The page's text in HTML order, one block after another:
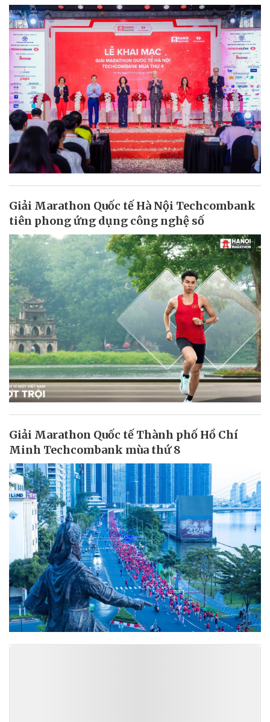
Giải Marathon Quốc tế Hà Nội Techcombank
tiên phong ứng dụng công nghệ số
Giải Marathon Quốc tế Thành phố Hồ Chí
Minh Techcombank mùa thứ 8